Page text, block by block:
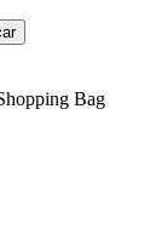
Bag